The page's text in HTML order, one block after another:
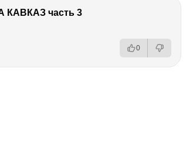
часть 3
0